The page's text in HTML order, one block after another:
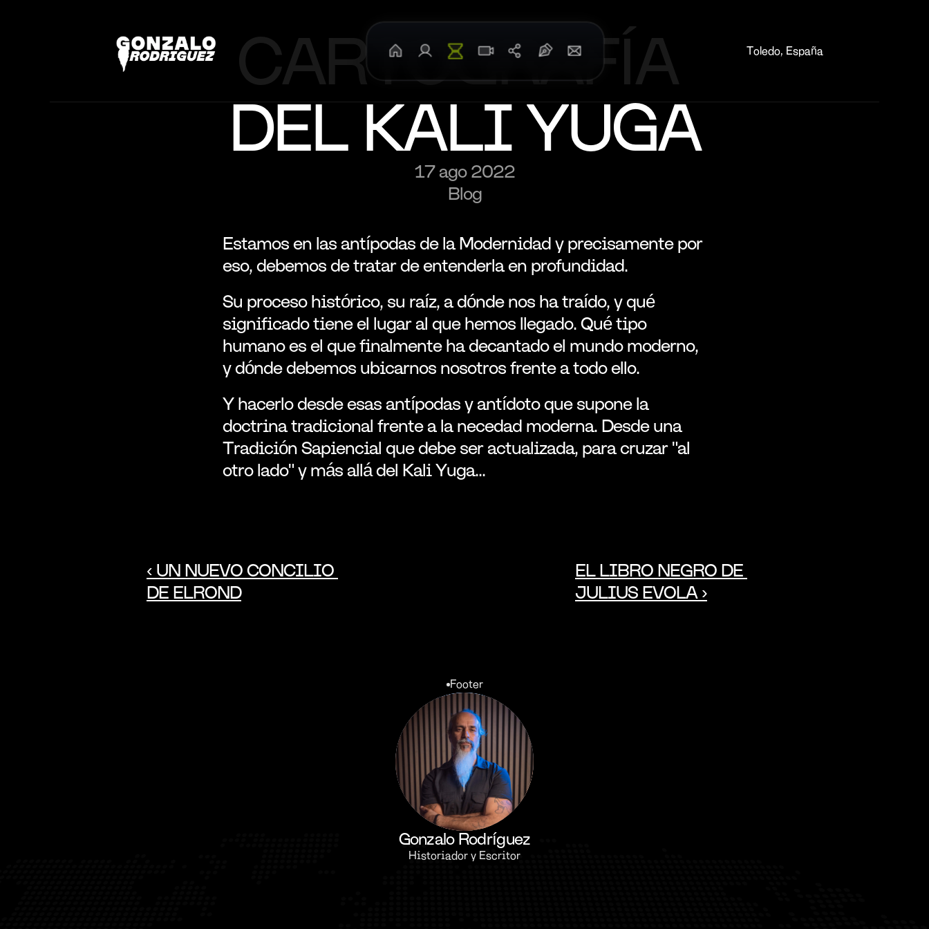
InicioSobre MíTheNombaEntrevistas
Redes Sociales
Blog: Forja y Espada
Contact
Toledo, España
CARTOGRAFÍA
DEL KALI YUGA
17 ago 2022
Blog
Estamos en las antípodas de la Modernidad y precisamente por
eso, debemos de tratar de entenderla en profundidad.
Su proceso histórico, su raíz, a dónde nos ha traído, y qué
significado tiene el lugar al que hemos llegado. Qué tipo
humano es el que finalmente ha decantado el mundo moderno,
y dónde debemos ubicarnos nosotros frente a todo ello.
Y hacerlo desde esas antípodas y antídoto que supone la
doctrina tradicional frente a la necedad moderna. Desde una
Tradición Sapiencial que debe ser actualizada, para cruzar "al
otro lado" y más allá del Kali Yuga...
‹ UN NUEVO CONCILIO
DE ELROND
EL LIBRO NEGRO DE
JULIUS EVOLA ›
Footer
Gonzalo Rodríguez
Historiador y Escritor